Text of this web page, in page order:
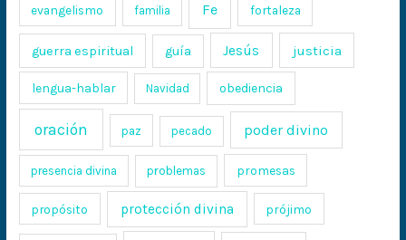
evangelismo familia Fe fortaleza
guerra espiritual guía Jesús justicia
lengua-hablar Navidad obediencia
oración paz pecado poder divino
presencia divina problemas promesas
propósito protección divina prójimo